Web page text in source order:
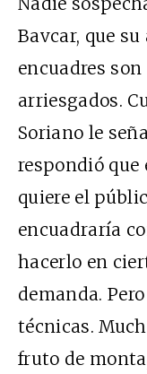
Bavcar, que
encuadres
arriesgados.
Soriano le
respondió que
quiere el
encuadraría
hacerlo en
demanda.
técnicas.
fruto de